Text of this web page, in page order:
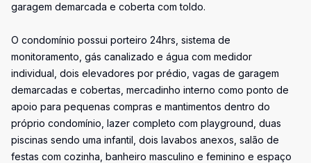
garagem demarcada e coberta com toldo.
O condomínio possui porteiro 24hrs, sistema de
monitoramento, gás canalizado e água com medidor
individual, dois elevadores por prédio, vagas de garagem
demarcadas e cobertas, mercadinho interno como ponto de
apoio para pequenas compras e mantimentos dentro do
próprio condomínio, lazer completo com playground, duas
piscinas sendo uma infantil, dois lavabos anexos, salão de
festas com cozinha, banheiro masculino e feminino e espaço